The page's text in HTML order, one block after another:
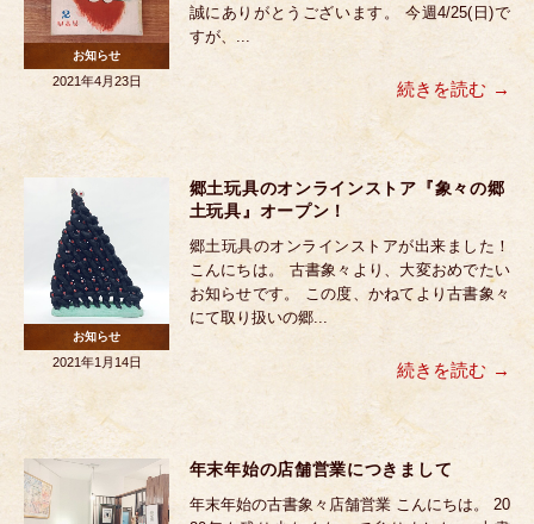
誠にありがとうございます。 今週4/25(日)で
すが、...
続きを読む
お知らせ
2021年4月23日
郷土玩具のオンラインストア『象々の郷
土玩具』オープン！
郷土玩具のオンラインストアが出来ました！
こんにちは。 古書象々より、大変おめでたい
お知らせです。 この度、かねてより古書象々
にて取り扱いの郷...
続きを読む
お知らせ
2021年1月14日
年末年始の店舗営業につきまして
年末年始の古書象々店舗営業 こんにちは。 20